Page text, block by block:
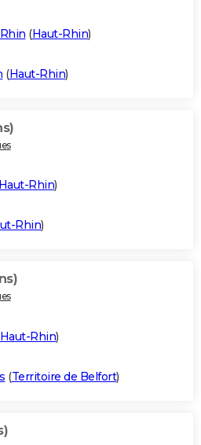
(Haut-Rhin)
(Haut-Rhin)
Rhin)
Rhin)
Haut-Rhin)
(Territoire de Belfort)